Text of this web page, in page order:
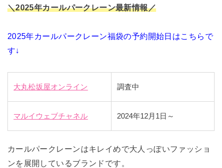
＼2025年カールパークレーン最新情報／
2025年カールパークレーン福袋の予約開始日はこちらで
す↓
大丸松坂屋オンライン 調査中
マルイウェブチャネル 2024年12月1日～
カールパークレーンはキレイめで大人っぽいファッショ
ンを展開しているブランドです。